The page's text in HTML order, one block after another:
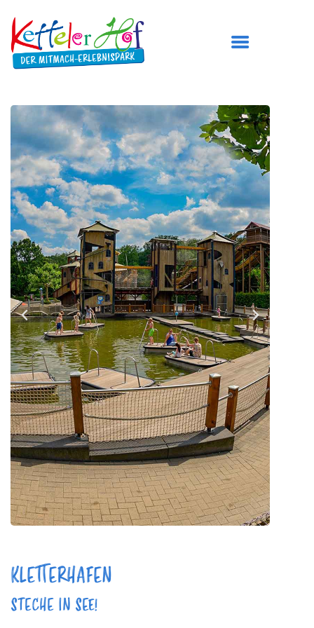
DER KETTELER HOF
ÖFFNUNGSZEITEN
PREISE
BESUCH PLANEN
SPIELBEREICHE
GEBURTSTAG FEIERN
TICKETS
KLETTERHAFEN
STECHE IN SEE!